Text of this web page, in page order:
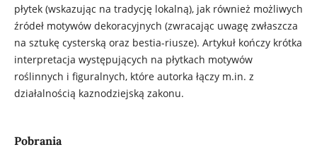
płytek (wskazując na tradycję lokalną), jak również możliwych
źródeł motywów dekoracyjnych (zwracając uwagę zwłaszcza
na sztukę cysterską oraz bestia-riusze). Artykuł kończy krótka
interpretacja występujących na płytkach motywów
roślinnych i figuralnych, które autorka łączy m.in. z
działalnością kaznodziejską zakonu.
Pobrania